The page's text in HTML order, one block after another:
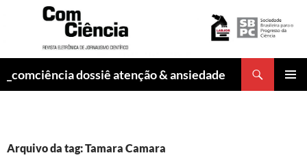
_comciência dossiê atenção & ansiedade
Arquivo da tag: Tamara Camara